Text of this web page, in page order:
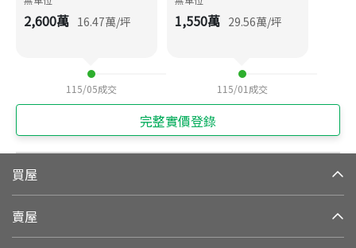
2,600萬 16.47萬/坪
115/05成交
1,550萬 29.56萬/坪
115/01 成交
完整實價登錄
買屋
賣屋